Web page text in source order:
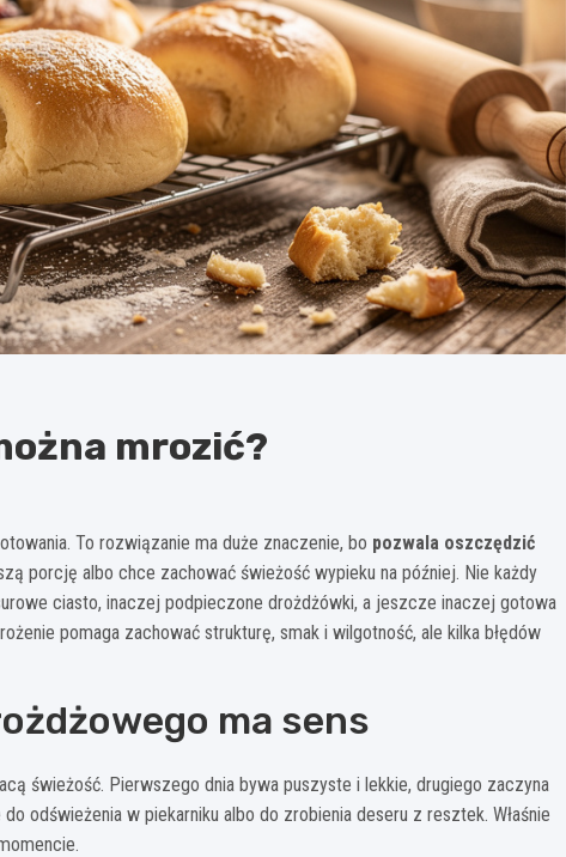
mrozić?
To rozwiązanie ma duże znaczenie, bo pozwala oszczędzić
porcję albo chce zachować świeżość wypieku na później. Nie każdy
ciasto, inaczej podpieczone drożdżówki, a jeszcze inaczej gotowa
pomaga zachować strukturę, smak i wilgotność, ale kilka błędów
ma sens
świeżość. Pierwszego dnia bywa puszyste i lekkie, drugiego zaczyna
odświeżenia w piekarniku albo do zrobienia deseru z resztek. Właśnie